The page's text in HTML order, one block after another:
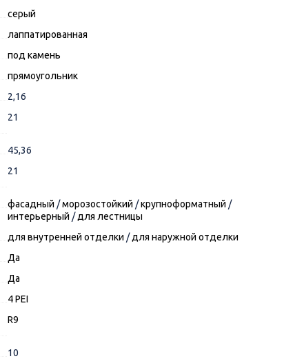
серый
лаппатированная
под камень
прямоугольник
2,16
21
45,36
21
фасадный /морозостойкий /крупноформатный /
интерьерный /для лестницы
для внутренней отделки /для наружной отделки
Да
Да
4 PEI
R9
10